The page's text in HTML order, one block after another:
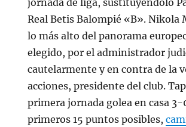
jornada de liga, sustituyéndolo
Real Betis Balompié «B». Nikola
lo más alto del panorama
elegido, por el administrador
cautelarmente y en contra de la
acciones, presidente del club.
primera jornada golea en casa 3-
primeros 15 puntos posibles,